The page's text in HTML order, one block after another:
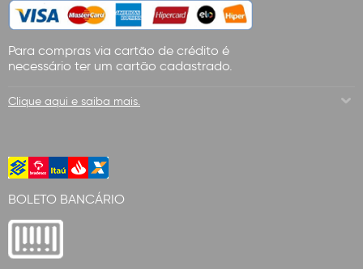
Para compras via cartão de crédito é
necessário ter um cartão cadastrado.
Clique aqui e saiba mais.
BOLETO BANCÁRIO